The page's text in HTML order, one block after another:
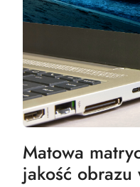
Matowa
jakość obrazu